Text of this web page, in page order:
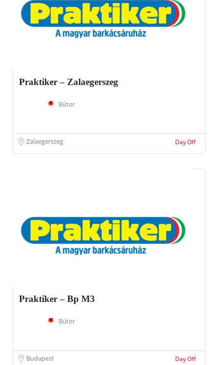
Praktiker – Zalaegerszeg
Bútor
Zalaegerszeg Day Off
Praktiker – Bp M3
Bútor
Budapest Day Off